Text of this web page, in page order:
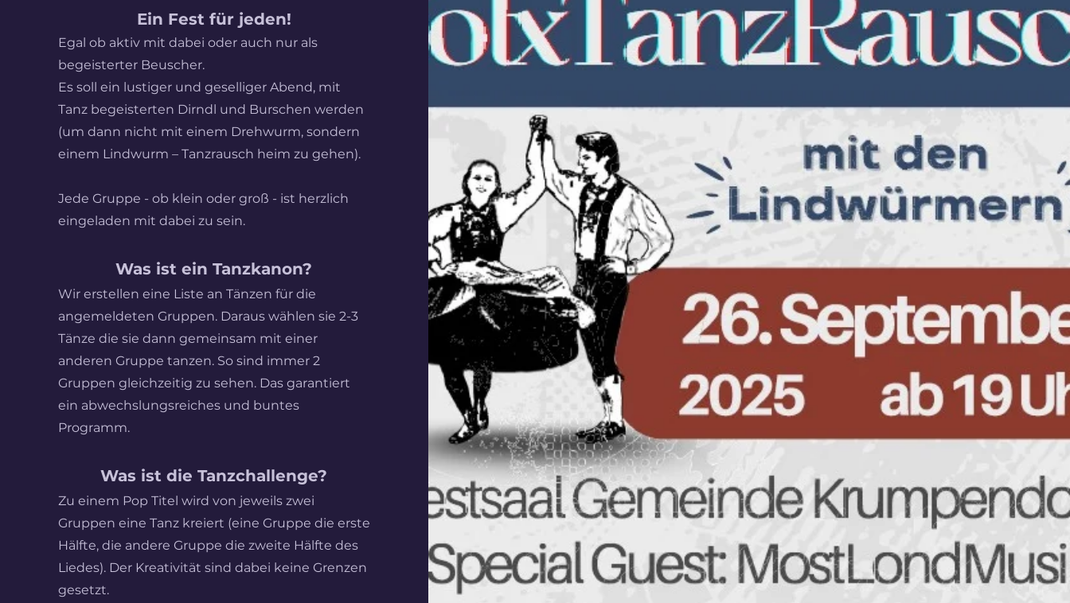
Ein Fest für jeden!
Egal ob aktiv mit dabei oder auch nur als
begeisterter Beuscher.
Es soll ein lustiger und geselliger Abend, mit
Tanz begeisterten Dirndl und Burschen werden
(um dann nicht mit einem Drehwurm, sondern
einem Lindwurm – Tanzrausch heim zu gehen).
Jede Gruppe - ob klein oder groß - ist herzlich
eingeladen mit dabei zu sein.
Was ist ein Tanzkanon?
Wir erstellen eine Liste an Tänzen für die
angemeldeten Gruppen. Daraus wählen sie 2-3
Tänze die sie dann gemeinsam mit einer
anderen Gruppe tanzen. So sind immer 2
Gruppen gleichzeitig zu sehen. Das garantiert
ein abwechslungsreiches und buntes
Programm.
Was ist die Tanzchallenge?
Zu einem Pop Titel wird von jeweils zwei
Gruppen eine Tanz kreiert (eine Gruppe die erste
Hälfte, die andere Gruppe die zweite Hälfte des
Liedes). Der Kreativität sind dabei keine Grenzen
gesetzt.